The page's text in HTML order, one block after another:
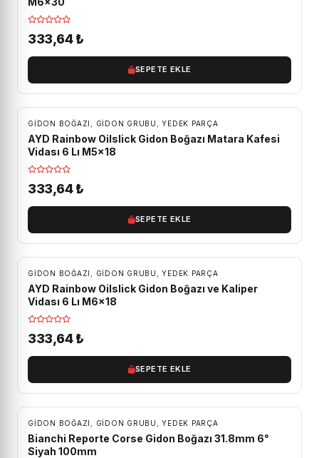
333,64₺
SEPETE EKLE
GIDON BOĞAZI GIDON GRUBU ,YEDEK PARÇA
AYD Rainbow Oilslick Gidon Boğazı Matara Kafesi
Vidası 6 Lı M5x18
333,64₺
SEPETE EKLE
GIDON BOĞAZI GIDON GRUBU ,YEDEK PARÇA
AYD Rainbow Oilslick Gidon Boğazı ve Kaliper
Vidası 6 Lı M6x18
333,64₺
SEPETE EKLE
GIDON BOĞAZI GIDON GRUBU ,YEDEK PARÇA
Bianchi Reporte Corse Gidon Boğazı 31.8mm 6°
Siyah 100mm